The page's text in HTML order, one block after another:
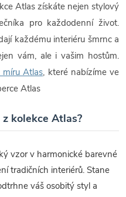
Atlas získáte nejen stylový
pro každodenní život.
každému interiéru šmrnc a
vám, ale i vašim hostům.
Atlas, které nabízíme ve
Atlas
kolekce Atlas?
vzor v harmonické barevné
tradičních interiérů. Stane
váš osobitý styl a